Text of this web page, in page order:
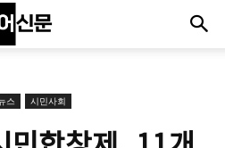
스 시민사회